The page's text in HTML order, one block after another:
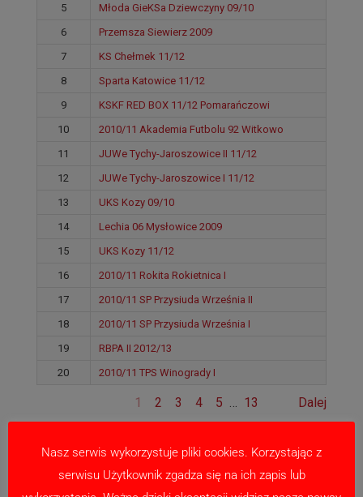
5
Młoda GieKSa Dziewczyny 09/10
6
Przemsza Siewierz 2009
7
KS Chełmek 11/12
8
Sparta Katowice 11/12
9
KSKF RED BOX 11/12 Pomarańczowi
10
2010/11 Akademia Futbolu 92 Witkowo
11
JUWe Tychy-Jaroszowice II 11/12
12
JUWe Tychy-Jaroszowice I 11/12
13
UKS Kozy 09/10
14
Lechia 06 Mysłowice 2009
15
UKS Kozy 11/12
16
2010/11 Rokita Rokietnica I
17
2010/11 SP Przysiuda Września II
18
2010/11 SP Przysiuda Września I
19
RBPA II 2012/13
20
2010/11 TPS Winogrady I
1 2 3 4 5 … 13 Dalej
Pozycja Klub
Nasz serwis wykorzystuje pliki cookies. Korzystając z
serwisu Użytkownik zgadza się na ich zapis lub